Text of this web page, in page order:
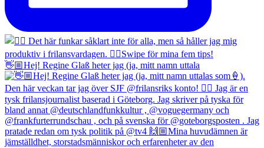
👋🏼Hej! Regine Glaß heter jag (ja, mitt namn uttala